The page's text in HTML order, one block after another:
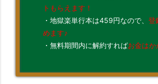
トもらえます！
・地獄楽単行本は459円なので、 登
めます♪
・無料期間内に解約すればお金はか